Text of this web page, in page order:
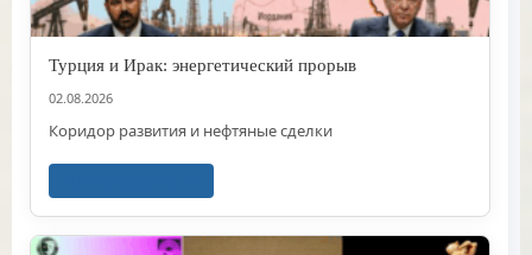
Турция и Ирак: энергетический прорыв
02.08.2026
Коридор развития и нефтяные сделки